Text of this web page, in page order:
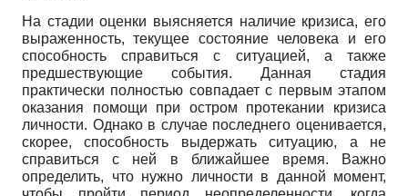
На стадии оценки выясняется наличие кризиса, его
выраженность, текущее состояние человека и его
способность справиться с ситуацией, а также
предшествующие события. Данная стадия
практически полностью совпадает с первым этапом
оказания помощи при остром протекании кризиса
личности. Однако в случае последнего оценивается,
скорее, способность выдержать ситуацию, а не
справиться с ней в ближайшее время. Важно
определить, что нужно личности в данной момент,